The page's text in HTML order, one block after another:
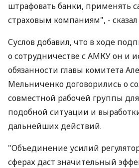
штрафовать банки, применять
страховым компаниям", - сказал
Суслов добавил, что в ходе
о сотрудничестве с АМКУ он и
обязанности главы комитета
Мельниченко договорились о
совместной рабочей группы
подобной ситуации и
дальнейших действий.
"Объединение усилий
сферах даст значительный